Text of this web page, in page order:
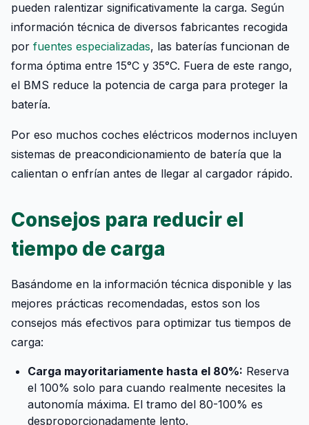
pueden ralentizar significativamente la carga. Según
información técnica de diversos fabricantes recogida
por fuentes especializadas, las baterías funcionan de
forma óptima entre 15°C y 35°C. Fuera de este rango,
el BMS reduce la potencia de carga para proteger la
batería.
Por eso muchos coches eléctricos modernos incluyen
sistemas de preacondicionamiento de batería que la
calientan o enfrían antes de llegar al cargador rápido.
Consejos para reducir el
tiempo de carga
Basándome en la información técnica disponible y las
mejores prácticas recomendadas, estos son los
consejos más efectivos para optimizar tus tiempos de
carga:
Carga mayoritariamente hasta el 80%: Reserva
el 100% solo para cuando realmente necesites la
autonomía máxima. El tramo del 80-100% es
desproporcionadamente lento.